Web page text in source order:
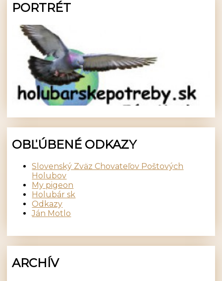
PORTRÉT
OBĽÚBENÉ ODKAZY
Slovenský Zväz Chovateľov Poštových
Holubov
My pigeon
Holubár sk
Odkazy
Ján Motlo
ARCHÍV